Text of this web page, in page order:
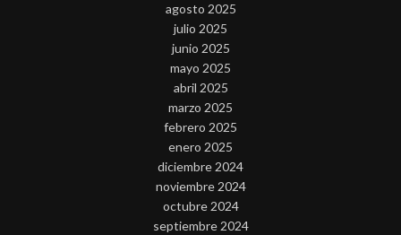
agosto 2025
julio 2025
junio 2025
mayo 2025
abril 2025
marzo 2025
febrero 2025
enero 2025
diciembre 2024
noviembre 2024
octubre 2024
septiembre 2024